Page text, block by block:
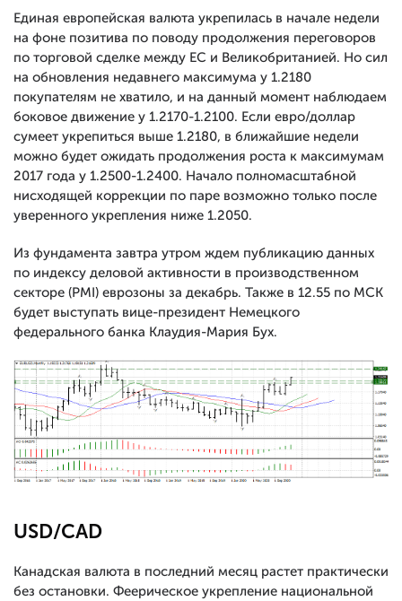
Единая европейская валюта укрепилась в начале недели
на фоне позитива по поводу продолжения переговоров
по торговой сделке между ЕС и Великобританией. Но сил
на обновления недавнего максимума у 1.2180
покупателям не хватило, и на данный момент наблюдаем
боковое движение у 1.2170-1.2100. Если евро/доллар
сумеет укрепиться выше 1.2180, в ближайшие недели
можно будет ожидать продолжения роста к максимумам
2017 года у 1.2500-1.2400. Начало полномасштабной
нисходящей коррекции по паре возможно только после
уверенного укрепления ниже 1.2050.
Из фундамента завтра утром ждем публикацию данных
по индексу деловой активности в производственном
секторе (PMI) еврозоны за декабрь. Также в 12.55 по МСК
будет выступать вице-президент Немецкого
федерального банка Клаудия-Мария Бух.
USD/CAD
Канадская валюта в последний месяц растет практически
без остановки. Феерическое укрепление национальной